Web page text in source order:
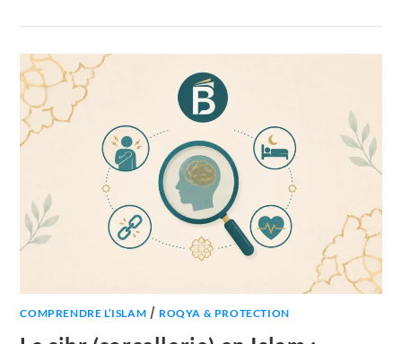
COMPRENDRE L’ISLAM / ROQYA & PROTECTION